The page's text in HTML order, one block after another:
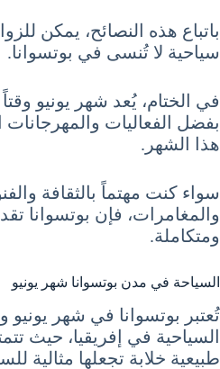
باتباع هذه النصائح، يمكن
سياحية لا تُنسى في بوتسوانا.
في الختام، يُعد شهر يونيو وقتاً
بفضل الفعاليات والمهرجانات
هذا الشهر.
سواء كنت مهتماً بالثقافة
والمغامرات، فإن بوتسوانا
ومتكاملة.
السياحة في مدن بوتسوانا شهر يونيو
تُعتبر بوتسوانا في شهر
السياحية في إفريقيا، حيث
طبيعية خلابة تجعلها مثالية